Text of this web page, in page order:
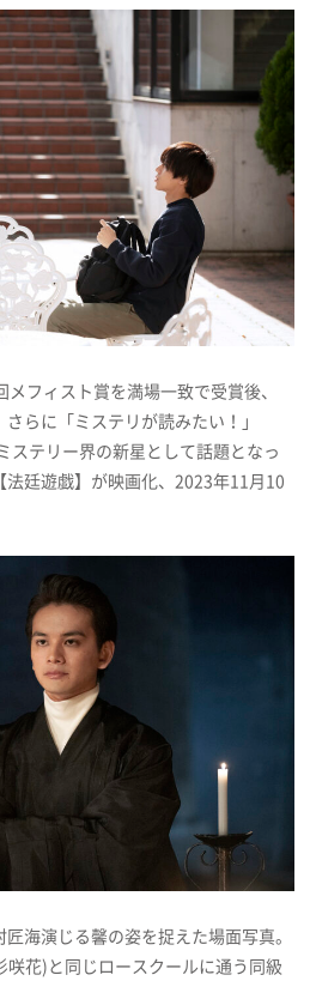
フィスト賞を満場一致で受賞後、
らに「ミステリが読みたい！」
ステリー界の新星として話題となっ
廷遊戯】が映画化、2023年11月10
海演じる馨の姿を捉えた場面写真。
花)と同じロースクールに通う同級